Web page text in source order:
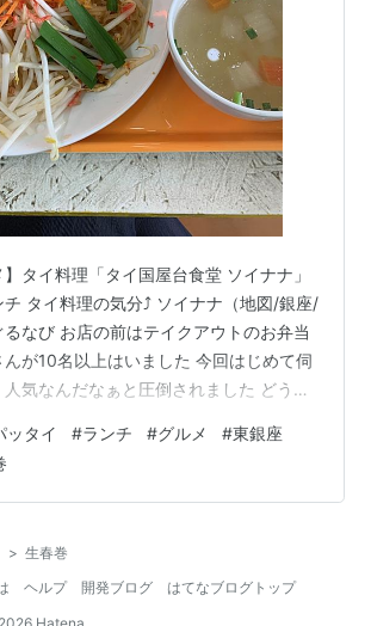
】タイ料理「タイ国屋台食堂 ソイナナ」
チ タイ料理の気分⤴︎ ソイナナ（地図/銀座/
なび お店の前はテイクアウトのお弁当
が10名以上はいました 今回はじめて伺
気なんだなぁと圧倒されました どうや
東銀座グルメ】タイ料理「タイ国屋台食
パッタイランチ 今回注文したもの その
回注文したもの パッタイ 生春巻き
の席だととても眺めがよいです 換気し
ッタイ #ランチ #グルメ #東銀座
> 生春巻
ヘルプ 開発ブログ
はてなブログトップ